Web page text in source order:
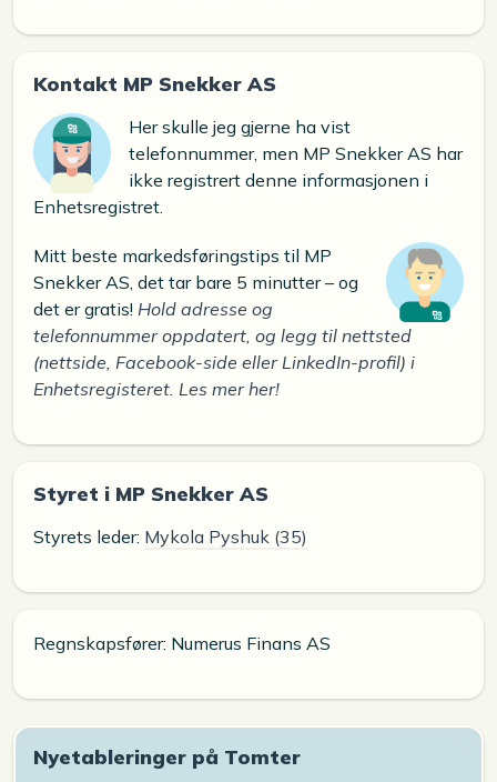
Kontakt MP Snekker AS
Her skulle jeg gjerne ha vist
telefonnummer, men MP Snekker AS har
ikke registrert denne informasjonen i
Enhetsregistret.
Mitt beste markedsføringstips til MP
Snekker AS, det tar bare 5 minutter – og
det er gratis! Hold adresse og
telefonnummer oppdatert, og legg til nettsted
(nettside, Facebook-side eller LinkedIn-profil) i
Enhetsregisteret. Les mer her!
Styret i MP Snekker AS
Styrets leder: Mykola Pyshuk (35)
Regnskapsfører: Numerus Finans AS
Nyetableringer på Tomter